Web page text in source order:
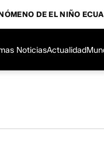
DE EL NIÑO
NoticiasActualidad